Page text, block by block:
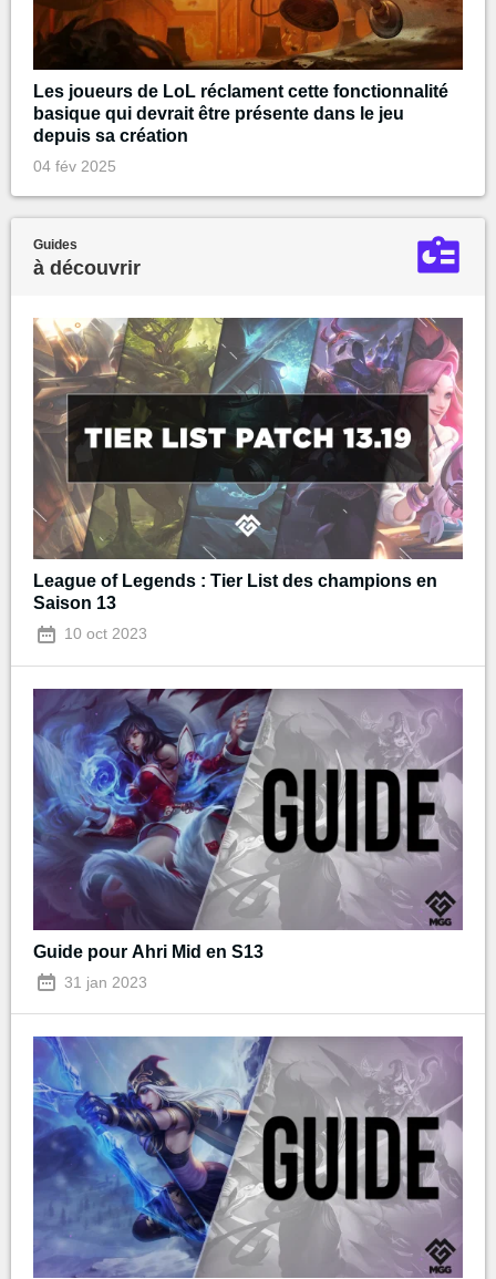
Les joueurs de LoL réclament cette fonctionnalité
basique qui devrait être présente dans le jeu
depuis sa création
04 fév 2025
Guides
à découvrir
League of Legends : Tier List des champions en
Saison 13
10 oct 2023
Guide pour Ahri Mid en S13
31 jan 2023